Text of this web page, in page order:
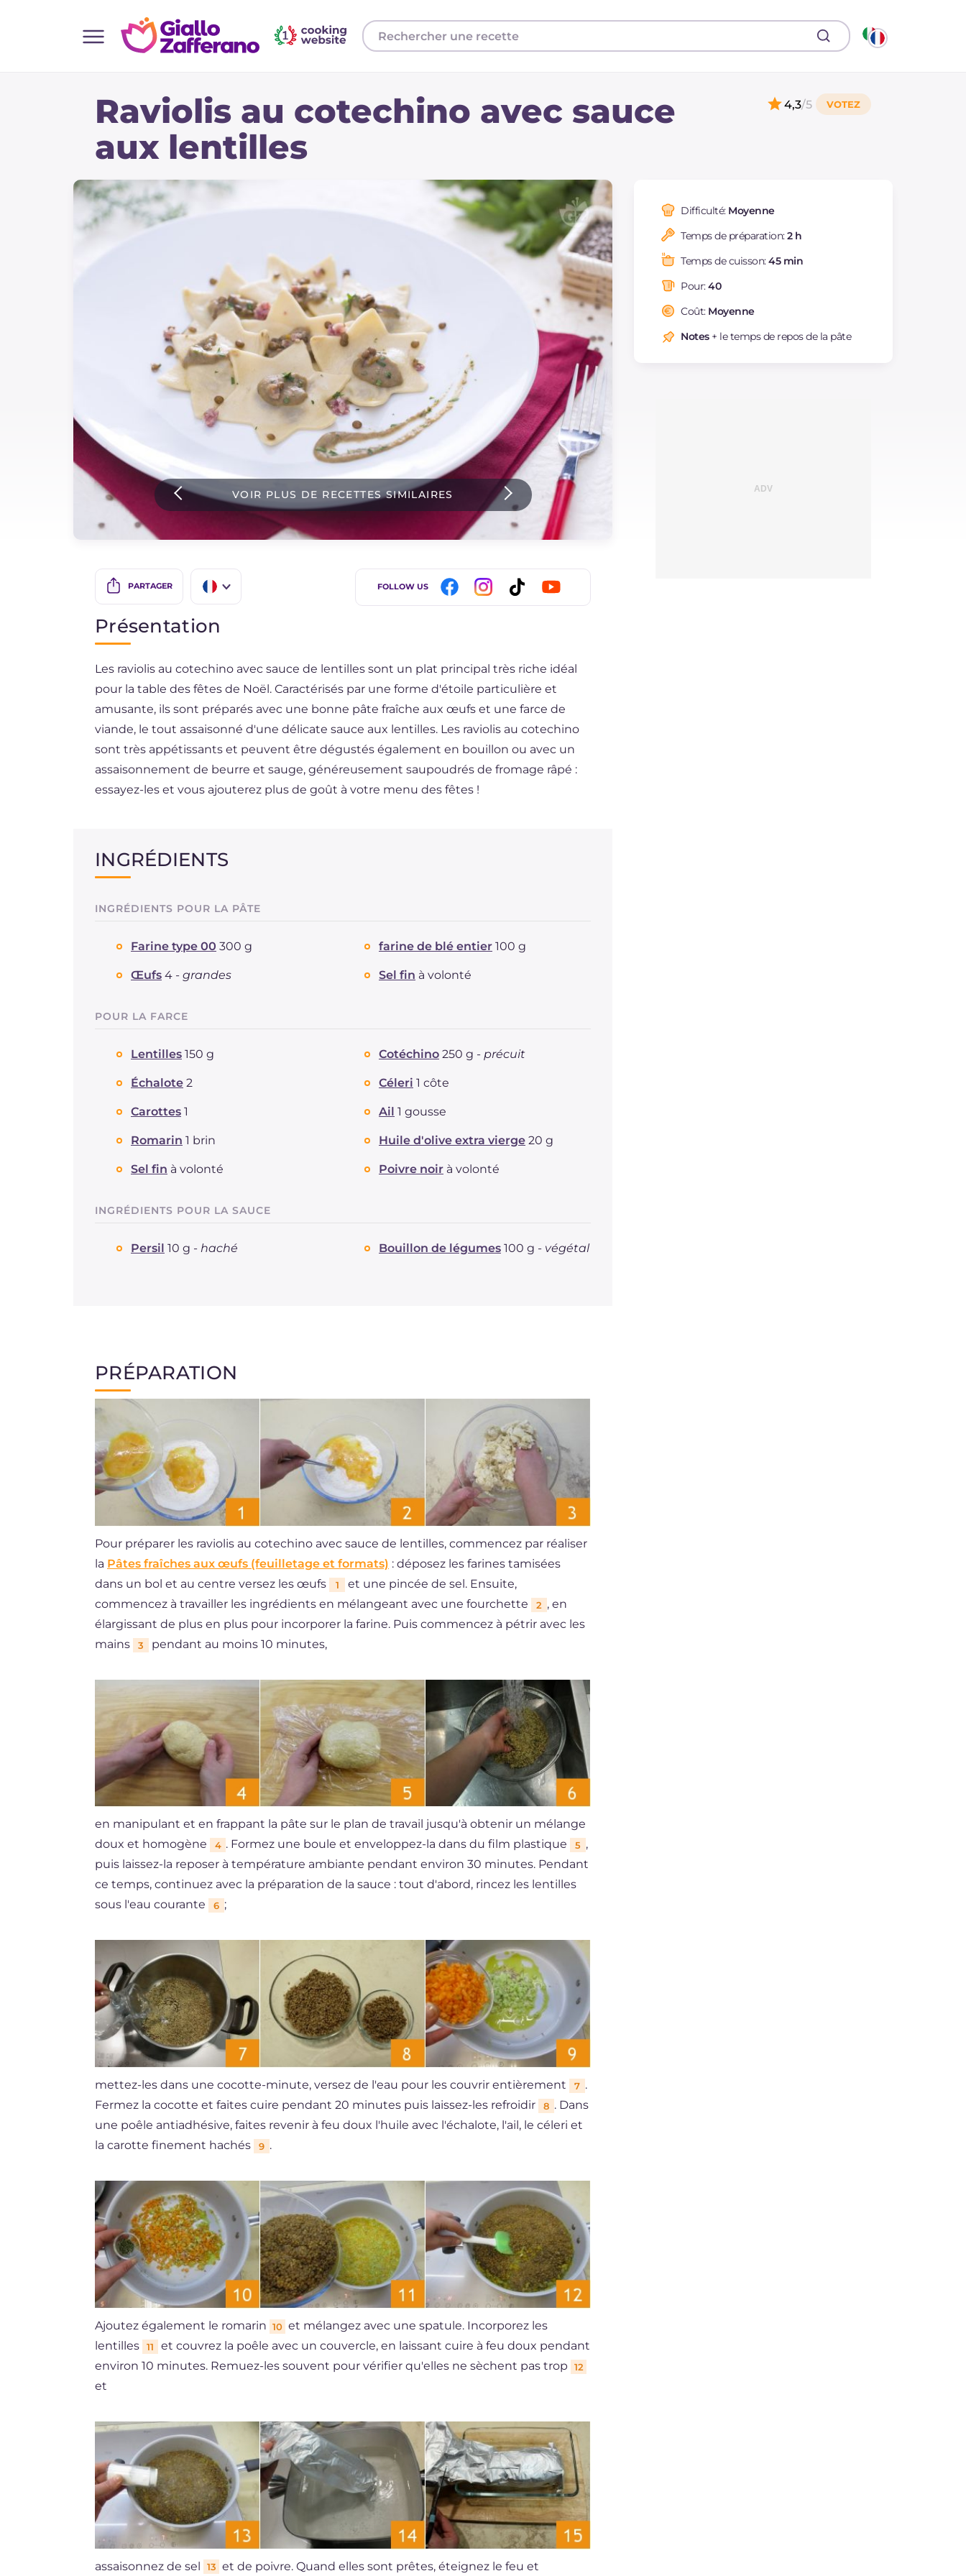
Toutes les recettes
Boissons et rafraîchissements
Instagram
YouTube
Raviolis au cotechino avec sauce
aux lentilles
4,3/5
VOIR PLUS DE RECETTES SIMILAIRES
PARTAGER
ES
DE
NL
FOLLOW US
Difficulté: Moyenne
Temps de préparation:2 h
Temps de cuisson:45 min
Pour:40
Coût: Moyenne
Notes+ le temps de repos de la pâte
Présentation
Les raviolis au cotechino avec sauce de lentilles sont un plat principal très riche idéal
pour la table des fêtes de Noël. Caractérisés par une forme d'étoile particulière et
amusante, ils sont préparés avec une bonne pâte fraîche aux œufs et une farce de
viande, le tout assaisonné d'une délicate sauce aux lentilles. Les raviolis au cotechino
sont très appétissants et peuvent être dégustés également en bouillon ou avec un
assaisonnement de beurre et sauge, généreusement saupoudrés de fromage râpé :
essayez-les et vous ajouterez plus de goût à votre menu des fêtes !
INGRÉDIENTS
INGRÉDIENTS POUR LA PÂTE
Farine type 00 300 g farine de blé entier 100 g
Œufs 4 - grandes Sel fin à volonté
POUR LA FARCE
Lentilles 150 g Cotéchino 250 g - précuit
Échalote 2 Céleri 1 côte
Carottes 1 Ail 1 gousse
Romarin 1 brin Huile d'olive extra vierge 20 g
Sel fin à volonté Poivre noir à volonté
INGRÉDIENTS POUR LA SAUCE
Persil 10 g - haché Bouillon de légumes 100 g - végétal
PRÉPARATION
Pour préparer les raviolis au cotechino avec sauce de lentilles, commencez par réaliser
la Pâtes fraîches aux œufs (feuilletage et formats) : déposez les farines tamisées
dans un bol et au centre versez les œufs
1
et une pincée de sel. Ensuite,
commencez à travailler les ingrédients en mélangeant avec une fourchette
2 , en
élargissant de plus en plus pour incorporer la farine. Puis commencez à pétrir avec les
mains
3 pendant au moins 10 minutes,
en manipulant et en frappant la pâte sur le plan de travail jusqu'à obtenir un mélange
doux et homogène
4 . Formez une boule et enveloppez-la dans du film plastique 5 ,
puis laissez-la reposer à température ambiante pendant environ 30 minutes. Pendant
ce temps, continuez avec la préparation de la sauce : tout d'abord, rincez les lentilles
sous l'eau courante
6 ;
mettez-les dans une cocotte-minute, versez de l'eau pour les couvrir entièrement 7 .
Fermez la cocotte et faites cuire pendant 20 minutes puis laissez-les refroidir
8 . Dans
une poêle antiadhésive, faites revenir à feu doux l'huile avec l'échalote, l'ail, le céleri et
la carotte finement hachés
9 .
Ajoutez également le romarin 10 et mélangez avec une spatule. Incorporez les
lentilles
11
et couvrez la poêle avec un couvercle, en laissant cuire à feu doux pendant
environ 10 minutes. Remuez-les souvent pour vérifier qu'elles ne sèchent pas trop
12
et
assaisonnez de sel 13 et de poivre. Quand elles sont prêtes, éteignez le feu et